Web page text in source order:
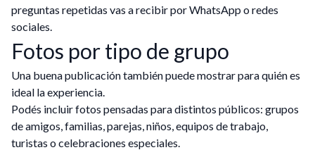
preguntas repetidas vas a recibir por WhatsApp o redes
sociales.
Fotos por tipo de grupo
Una buena publicación también puede mostrar para quién es
ideal la experiencia.
Podés incluir fotos pensadas para distintos públicos: grupos
de amigos, familias, parejas, niños, equipos de trabajo,
turistas o celebraciones especiales.